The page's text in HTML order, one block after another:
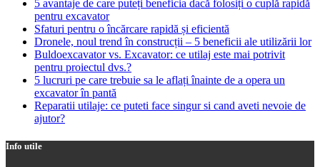
5 avantaje de care puteți beneficia dacă folosiți o cuplă rapidă
pentru excavator
Sfaturi pentru o încărcare rapidă și eficientă
Dronele, noul trend în construcții – 5 beneficii ale utilizării lor
Buldoexcavator vs. Excavator: ce utilaj este mai potrivit
pentru proiectul dvs.?
5 lucruri pe care trebuie sa le aflați înainte de a opera un
excavator în pantă
Reparatii utilaje: ce puteti face singur si cand aveti nevoie de
ajutor?
Info utile